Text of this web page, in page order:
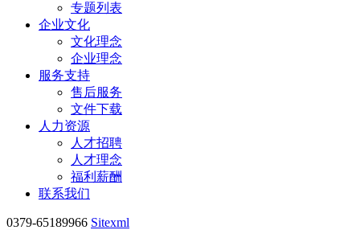
专题列表
企业文化
文化理念
企业理念
服务支持
售后服务
文件下载
人力资源
人才招聘
人才理念
福利薪酬
联系我们
0379-65189966 Sitexml